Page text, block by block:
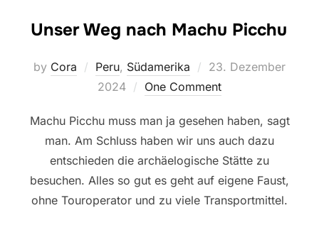
Unser Weg nach Machu Picchu
by Cora Peru, Südamerika
Posted
on
23. Dezember
2024
One Comment
Machu Picchu muss man ja gesehen haben, sagt
man. Am Schluss haben wir uns auch dazu
entschieden die archäelogische Stätte zu
besuchen. Alles so gut es geht auf eigene Faust,
ohne Touroperator und zu viele Transportmittel.